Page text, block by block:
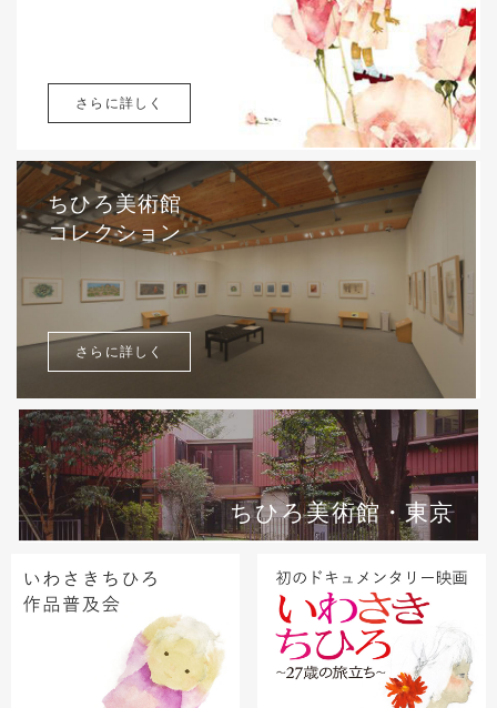
さらに詳しく
ちひろ美術館
コレクション
さらに詳しく
ちひろ美術館・東京